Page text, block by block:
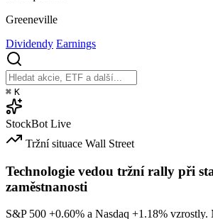
Greeneville
Dividendy Earnings
⌘ K
StockBot Live
Tržní situace Wall Street
Technologie vedou tržní rally při
zaměstnanosti
S&P 500 +0.60% a Nasdaq +1.18% vzrostly.